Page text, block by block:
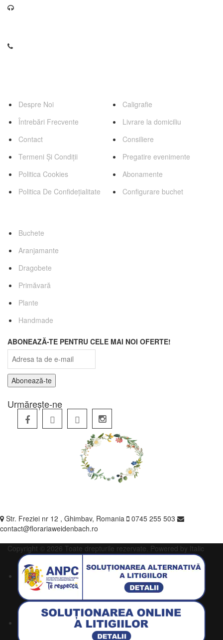
Despre Noi
Întrebări Frecvente
Contact
Termeni Și Condiții
Politica Cookies
Politica De Confidețialitate
Caligrafie
Livrare la domiciliu
Consiliere
Pregatire evenimente
Abonamente
Configurare buchet
Buchete
Aranjamante
Dragobete
Primăvară
Plante
Handmade
ABONEAZĂ-TE PENTRU CELE MAI NOI OFERTE!
Urmărește-ne
Str. Freziei nr 12 , Ghimbav, Romania
0745 255 503
contact@florariaweidenbach.ro
Copyright © 2026 Toate drepturile rezervate. Powered by Italic